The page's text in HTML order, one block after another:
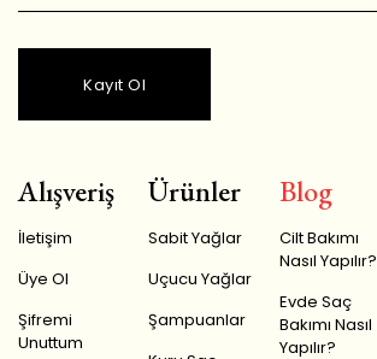
Kayıt Ol
Alışveriş
İletişim
Üye Ol
Şifremi
Unuttum
Ürünler
Sabit Yağlar
Uçucu Yağlar
Şampuanlar
Blog
Cilt Bakımı
Nasıl Yapılır?
Evde Saç
Bakımı Nasıl
Yapılır?